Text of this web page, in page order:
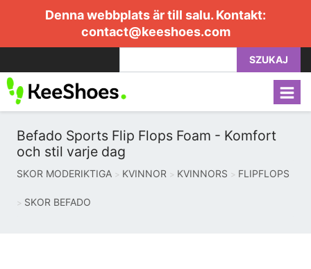
Denna webbplats är till salu. Kontakt:
contact@keeshoes.com
SZUKAJ
Befado Sports Flip Flops Foam - Komfort
och stil varje dag
SKOR MODERIKTIGA KVINNOR KVINNORS FLIPFLOPS
SKOR BEFADO